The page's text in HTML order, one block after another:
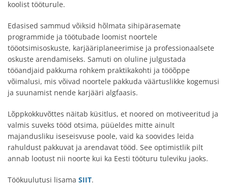
koolist tööturule.
Edasised sammud võiksid hõlmata sihipärasemate
programmide ja töötubade loomist noortele
tööotsimisoskuste, karjääriplaneerimise ja professionaalsete
oskuste arendamiseks. Samuti on oluline julgustada
tööandjaid pakkuma rohkem praktikakohti ja tööõppe
võimalusi, mis võivad noortele pakkuda väärtuslikke kogemusi
ja suunamist nende karjääri algfaasis.
Lõppkokkuvõttes näitab küsitlus, et noored on motiveeritud ja
valmis suveks tööd otsima, püüeldes mitte ainult
majandusliku iseseisvuse poole, vaid ka soovides leida
rahuldust pakkuvat ja arendavat tööd. See optimistlik pilt
annab lootust nii noorte kui ka Eesti tööturu tuleviku jaoks.
Töökuulutusi lisama SIIT.